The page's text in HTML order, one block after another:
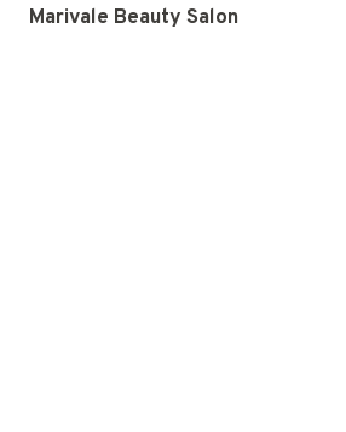
Marivale Beauty Salon